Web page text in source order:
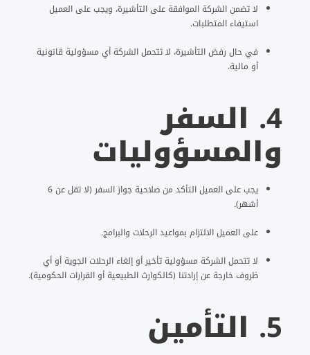
لا تضمن الشركة الموافقة على التأشيرة، ويجب على العميل
استيفاء المتطلبات.
في حال رفض التأشيرة، لا تتحمل الشركة أي مسؤولية قانونية
أو مالية.
4. السفر
والمسؤوليات
يجب على العميل التأكد من صلاحية جواز السفر (لا تقل عن 6
أشهر).
على العميل الالتزام بمواعيد الرحلات والبرامج.
لا تتحمل الشركة مسؤولية تأخير أو إلغاء الرحلات الجوية أو أي
ظروف خارجة عن إرادتنا (كالكوارث الطبيعية أو القرارات الحكومية).
5. التأمين